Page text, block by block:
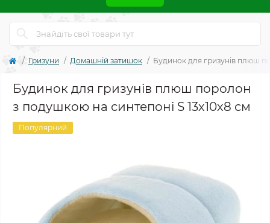
Гризуни Домашній затишок Будинок для гризунів плюш
Будинок для гризунів плюш поролон
з подушкою на синтепоні S 13х10х8 см
Популярний